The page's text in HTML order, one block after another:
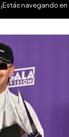
¡Estás navegando